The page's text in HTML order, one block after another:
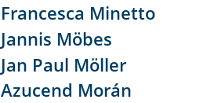
Francesca Minetto
Jannis Möbes
Jan Paul Möller
Azucend Morán